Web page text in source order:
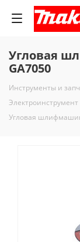
Угловая
GA7050
Инструменты и
Электроинструмент
Угловая